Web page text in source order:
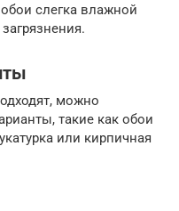
слегка влажной
можно
такие как обои
или кирпичная